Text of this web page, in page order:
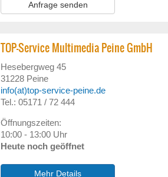
Anfrage senden
TOP-Service Multimedia Peine GmbH
Hesebergweg 45
31228 Peine
info(at)top-service-peine.de
Tel.: 05171 / 72 444
Öffnungszeiten:
10:00 - 13:00 Uhr
Heute noch geöffnet
Mehr Details